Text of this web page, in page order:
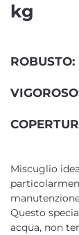
kg
ROBUSTO:
Miscuglio
Questo
acqua, non